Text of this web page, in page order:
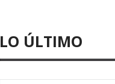
LO ÚLTIMO